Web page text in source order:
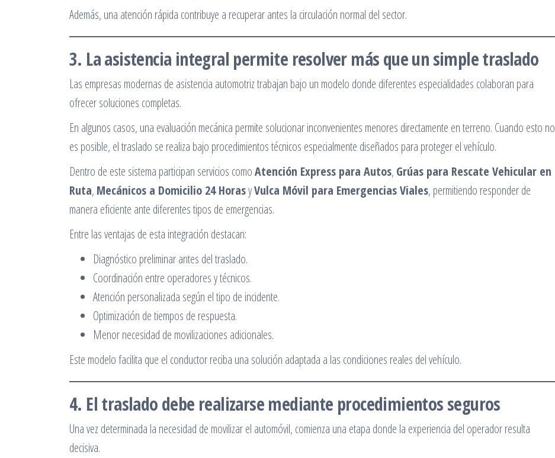
Además, una atención rápida contribuye a recuperar antes la circulación normal del sector.
3. La asistencia integral permite resolver más que un simple traslado
Las empresas modernas de asistencia automotriz trabajan bajo un modelo donde diferentes especialidades colaboran para
ofrecer soluciones completas.
En algunos casos, una evaluación mecánica permite solucionar inconvenientes menores directamente en terreno. Cuando esto no
es posible, el traslado se realiza bajo procedimientos técnicos especialmente diseñados para proteger el vehículo.
Dentro de este sistema participan servicios comoAtención Express para Autos, Grúas para Rescate Vehicular en
Ruta, Mecánicos a Domicilio 24 HorasyVulca Móvil para Emergencias Viales, permitiendo responder de
manera eficiente ante diferentes tipos de emergencias.
Entre las ventajas de esta integración destacan:
Diagnóstico preliminar antes del traslado.
Coordinación entre operadores y técnicos.
Atención personalizada según el tipo de incidente.
Optimización de tiempos de respuesta.
Menor necesidad de movilizaciones adicionales.
Este modelo facilita que el conductor reciba una solución adaptada a las condiciones reales del vehículo.
4. El traslado debe realizarse mediante procedimientos seguros
Una vez determinada la necesidad de movilizar el automóvil, comienza una etapa donde la experiencia del operador resulta
decisiva.